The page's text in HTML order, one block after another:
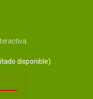
disponible):